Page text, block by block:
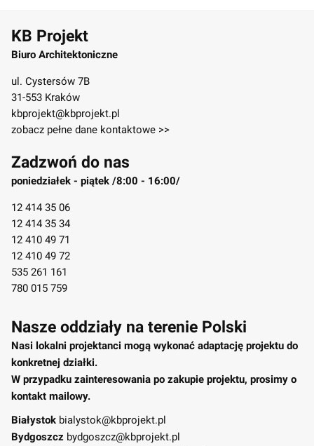
KB Projekt
Biuro Architektoniczne
ul. Cystersów 7B
31-553 Kraków
kbprojekt@kbprojekt.pl
zobacz pełne dane kontaktowe >>
Zadzwoń do nas
poniedziałek - piątek /8:00 - 16:00/
12 414 35 06
12 414 35 34
12 410 49 71
12 410 49 72
535 261 161
780 015 759
Nasze oddziały na terenie Polski
Nasi lokalni projektanci mogą wykonać adaptację projektu do
konkretnej działki.
W przypadku zainteresowania po zakupie projektu, prosimy o
kontakt mailowy.
Białystok bialystok@kbprojekt.pl
Bydgoszcz bydgoszcz@kbprojekt.pl